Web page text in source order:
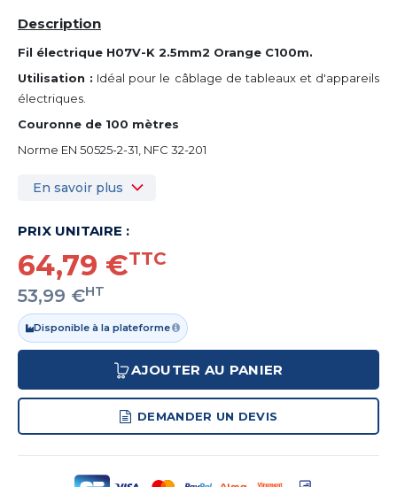
Description
Fil électrique H07V-K 2.5mm2 Orange C100m.
Utilisation : Idéal pour le câblage de tableaux et d'appareils
électriques.
Couronne de 100 mètres
Norme EN 50525-2-31, NFC 32-201
En savoir plus
PRIX UNITAIRE :
64,79 €TTC
53,99 €HT
Disponible à la plateforme
AJOUTER AU PANIER
DEMANDER UN DEVIS